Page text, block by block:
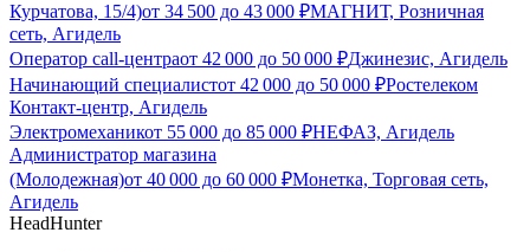
Курчатова, 15/4)от 34 500 до 43 000 ₽МАГНИТ, Розничная
сеть, Агидель
Оператор call-центраот 42 000 до 50 000 ₽Джинезис, Агидель
Начинающий специалистот 42 000 до 50 000 ₽Ростелеком
Контакт-центр, Агидель
Электромеханикот 55 000 до 85 000 ₽НЕФАЗ, Агидель
Администратор магазина
(Молодежная)от 40 000 до 60 000 ₽Монетка, Торговая сеть,
Агидель
HeadHunter